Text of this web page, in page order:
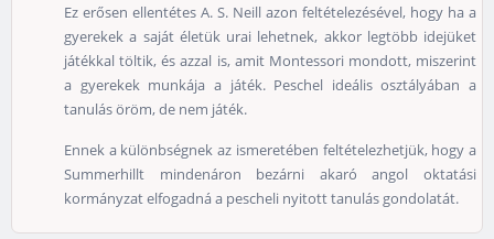
Ez erősen ellentétes A. S. Neill azon feltételezésével, hogy ha a
gyerekek a saját életük urai lehetnek, akkor legtöbb idejüket
játékkal töltik, és azzal is, amit Montessori mondott, miszerint
a gyerekek munkája a játék. Peschel ideális osztályában a
tanulás öröm, de nem játék.
Ennek a különbségnek az ismeretében feltételezhetjük, hogy a
Summerhillt mindenáron bezárni akaró angol oktatási
kormányzat elfogadná a pescheli nyitott tanulás gondolatát.